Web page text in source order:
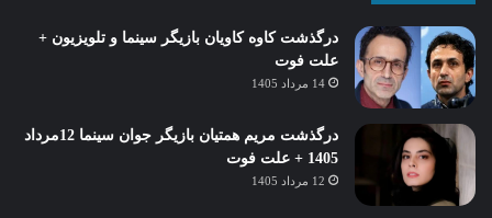
درگذشت کاوه کاویان بازیگر سینما و تلویزیون +
علت فوت
14 مرداد 1405
درگذشت مریم همتیان بازیگر جوان سینما 12مرداد
1405 + علت فوت
12 مرداد 1405